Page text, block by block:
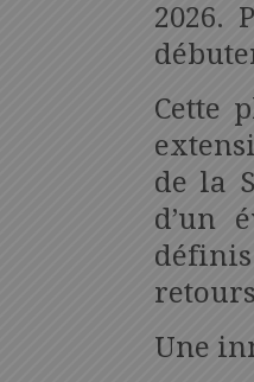
2026.
Cette
de la
d’un
Une